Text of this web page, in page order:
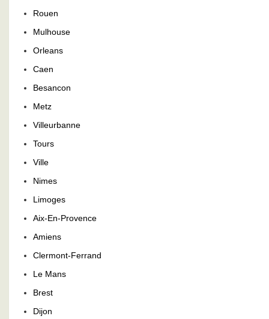
Rouen
Mulhouse
Orleans
Caen
Besancon
Metz
Villeurbanne
Tours
Ville
Nimes
Limoges
Aix-En-Provence
Amiens
Clermont-Ferrand
Le Mans
Brest
Dijon